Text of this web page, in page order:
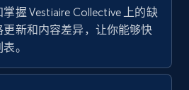
Currency, Gtin,
urls, Top reviews, and
握 Vestiaire Collective 上的缺
新和内容差异，让你能够快
。